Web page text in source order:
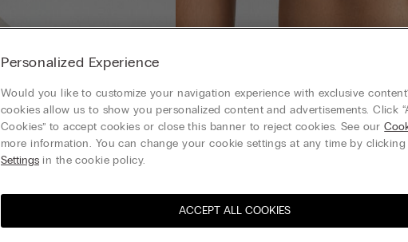
Personalized Experience
Would you like to customize your navigation experience with exclusive
cookies allow us to show you personalized content and advertisements. Click
Cookies” to accept cookies or close this banner to reject cookies. See our
more information. You can change your cookie settings at any time by clicking
Settings in the cookie policy.
ACCEPT ALL COOKIES